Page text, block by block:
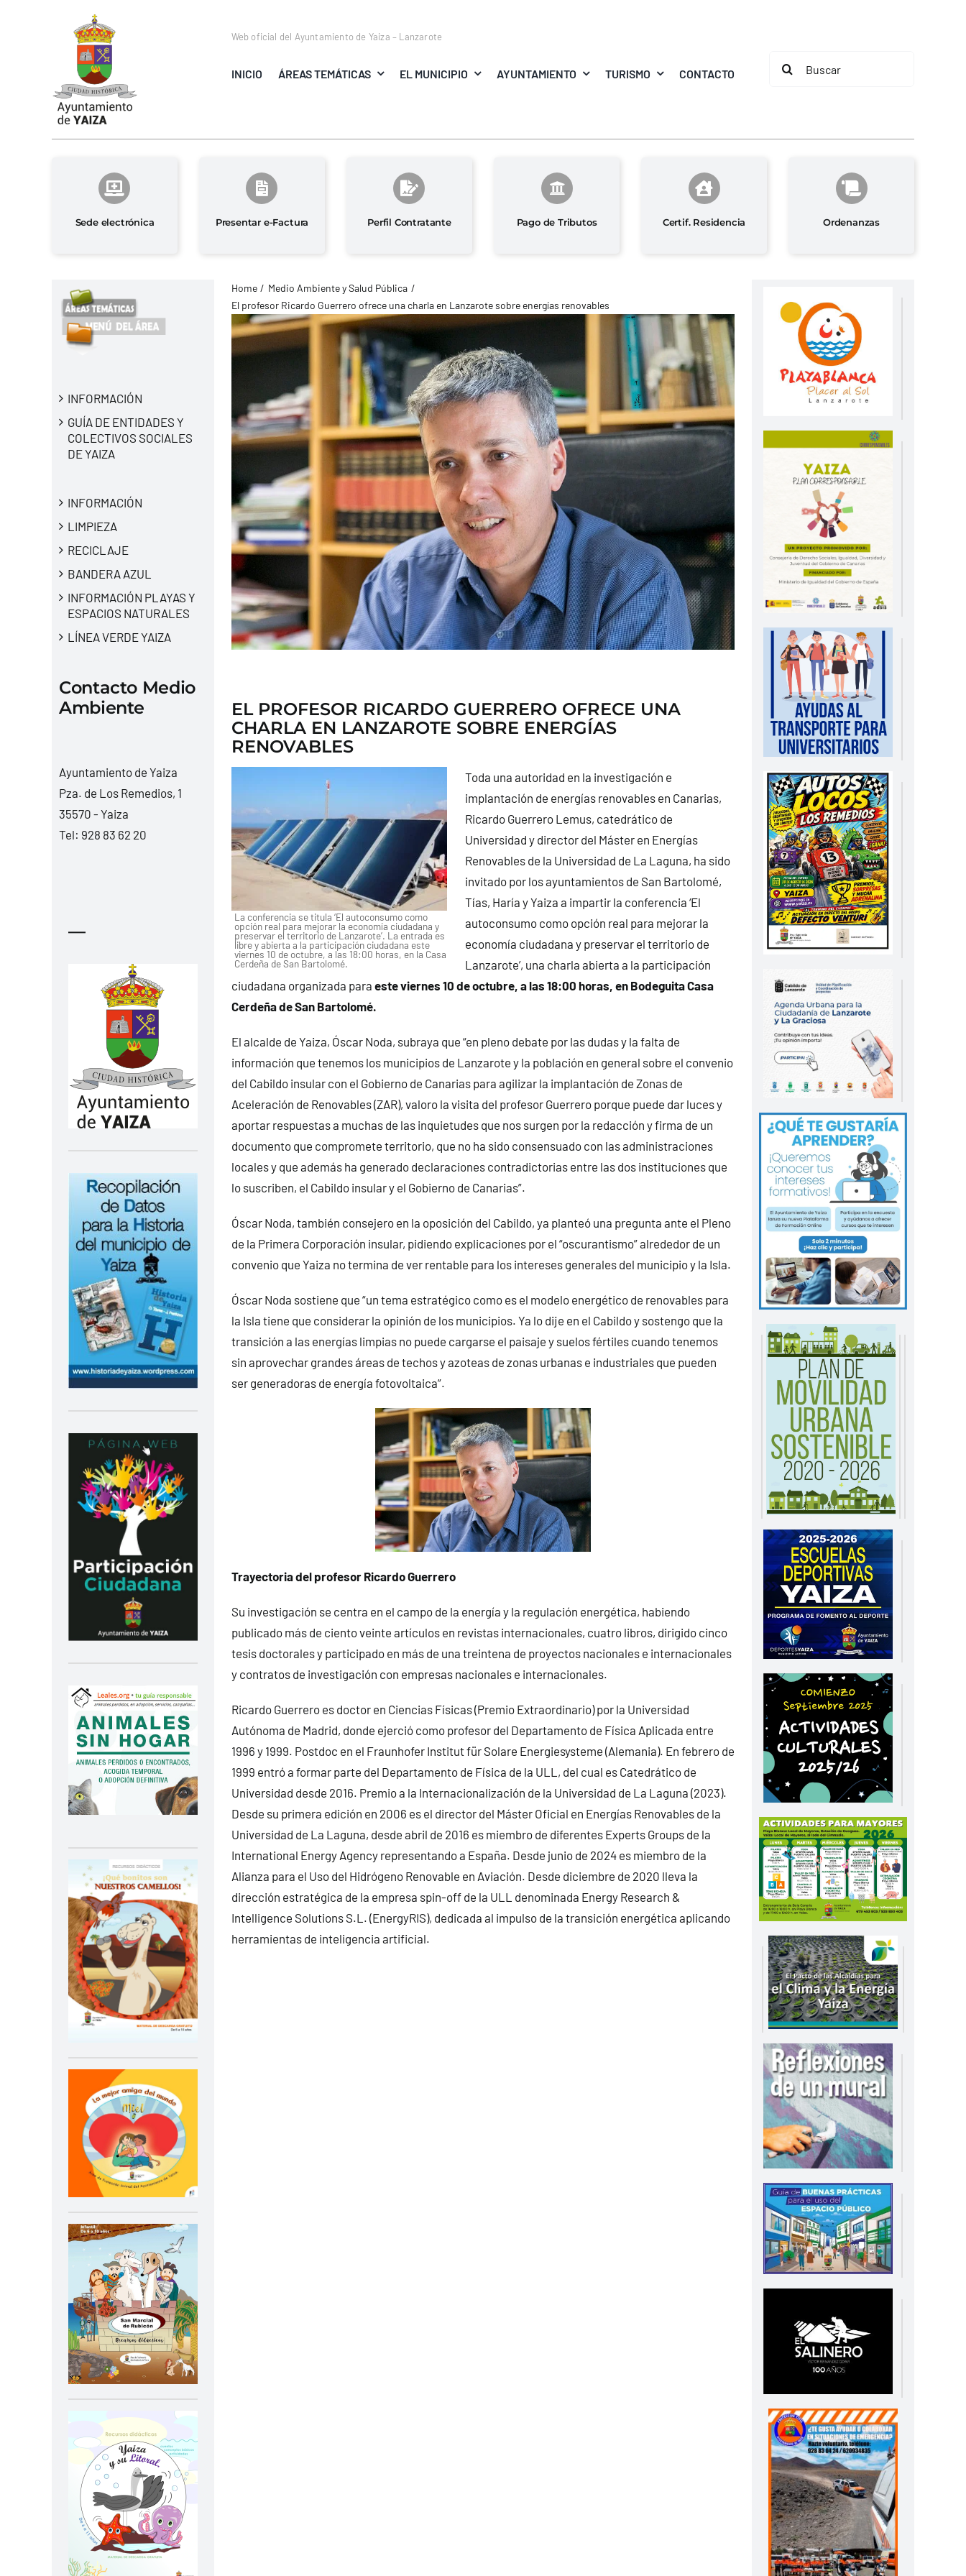
Web oficial del Ayuntamiento de Yaiza – Lanzarote
INICIO ÁREAS TEMÁTICAS EL MUNICIPIO AYUNTAMIENTO TURISMO CONTACTO
Buscar:
Sede electrónica Presentar e-Factura Perfil Contratante Pago de Tributos Certif. Residencia Ordenanzas
INFORMACIÓN
GUÍA DE ENTIDADES Y
COLECTIVOS SOCIALES
DE YAIZA
INFORMACIÓN
LIMPIEZA
RECICLAJE
BANDERA AZUL
INFORMACIÓN PLAYAS Y
ESPACIOS NATURALES
LÍNEA VERDE YAIZA
Contacto Medio
Ambiente
Ayuntamiento de Yaiza
Pza. de Los Remedios, 1
35570 - Yaiza
Tel: 928 83 62 20
—
Home
Medio Ambiente y Salud Pública
El profesor Ricardo Guerrero ofrece una charla en Lanzarote sobre energías renovables
EL PROFESOR RICARDO GUERRERO OFRECE UNA
CHARLA EN LANZAROTE SOBRE ENERGÍAS
RENOVABLES
La conferencia se titula ‘El autoconsumo como
opción real para mejorar la economía ciudadana y
preservar el territorio de Lanzarote’. La entrada es
libre y abierta a la participación ciudadana este
viernes 10 de octubre, a las 18:00 horas, en la Casa
Cerdeña de San Bartolomé.
Toda una autoridad en la investigación e
implantación de energías renovables en Canarias,
Ricardo Guerrero Lemus, catedrático de
Universidad y director del Máster en Energías
Renovables de la Universidad de La Laguna, ha sido
invitado por los ayuntamientos de San Bartolomé,
Tías, Haría y Yaiza a impartir la conferencia ‘El
autoconsumo como opción real para mejorar la
economía ciudadana y preservar el territorio de
Lanzarote’, una charla abierta a la participación
ciudadana organizada para este viernes 10 de octubre, a las 18:00 horas, en Bodeguita Casa
Cerdeña de San Bartolomé.
El alcalde de Yaiza, Óscar Noda, subraya que “en pleno debate por las dudas y la falta de
información que tenemos los municipios de Lanzarote y la población en general sobre el convenio
del Cabildo insular con el Gobierno de Canarias para agilizar la implantación de Zonas de
Aceleración de Renovables (ZAR), valoro la visita del profesor Guerrero porque puede dar luces y
aportar respuestas a muchas de las inquietudes que nos surgen por la redacción y firma de un
documento que compromete territorio, que no ha sido consensuado con las administraciones
locales y que además ha generado declaraciones contradictorias entre las dos instituciones que
lo suscriben, el Cabildo insular y el Gobierno de Canarias”.
Óscar Noda, también consejero en la oposición del Cabildo, ya planteó una pregunta ante el Pleno
de la Primera Corporación insular, pidiendo explicaciones por el “oscurantismo” alrededor de un
convenio que Yaiza no termina de ver rentable para los intereses generales del municipio y la Isla.
Óscar Noda sostiene que “un tema estratégico como es el modelo energético de renovables para
la Isla tiene que considerar la opinión de los municipios. Ya lo dije en el Cabildo y sostengo que la
transición a las energías limpias no puede cargarse el paisaje y suelos fértiles cuando tenemos
sin aprovechar grandes áreas de techos y azoteas de zonas urbanas e industriales que pueden
ser generadoras de energía fotovoltaica”.
Trayectoria del profesor Ricardo Guerrero
Su investigación se centra en el campo de la energía y la regulación energética, habiendo
publicado más de ciento veinte artículos en revistas internacionales, cuatro libros, dirigido cinco
tesis doctorales y participado en más de una treintena de proyectos nacionales e internacionales
y contratos de investigación con empresas nacionales e internacionales.
Ricardo Guerrero es doctor en Ciencias Físicas (Premio Extraordinario) por la Universidad
Autónoma de Madrid, donde ejerció como profesor del Departamento de Física Aplicada entre
1996 y 1999. Postdoc en el Fraunhofer Institut für Solare Energiesysteme (Alemania). En febrero de
1999 entró a formar parte del Departamento de Física de la ULL, del cual es Catedrático de
Universidad desde 2016. Premio a la Internacionalización de la Universidad de La Laguna (2023).
Desde su primera edición en 2006 es el director del Máster Oficial en Energías Renovables de la
Universidad de La Laguna, desde abril de 2016 es miembro de diferentes Experts Groups de la
International Energy Agency representando a España. Desde junio de 2024 es miembro de la
Alianza para el Uso del Hidrógeno Renovable en Aviación. Desde diciembre de 2020 lleva la
dirección estratégica de la empresa spin-off de la ULL denominada Energy Research &
Intelligence Solutions S.L. (EnergyRIS), dedicada al impulso de la transición energética aplicando
herramientas de inteligencia artificial.